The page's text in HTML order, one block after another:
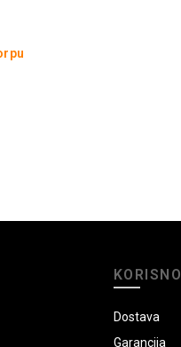
KORISNO
Dostava
Garancija